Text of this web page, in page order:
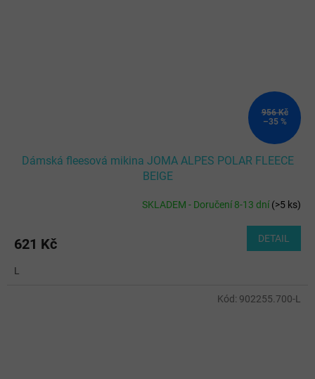
956 Kč
–35 %
Dámská fleesová mikina JOMA ALPES POLAR FLEECE
BEIGE
SKLADEM - Doručení 8-13 dní(>5 ks)
621 Kč DETAIL
L
Kód: 902255.700-L